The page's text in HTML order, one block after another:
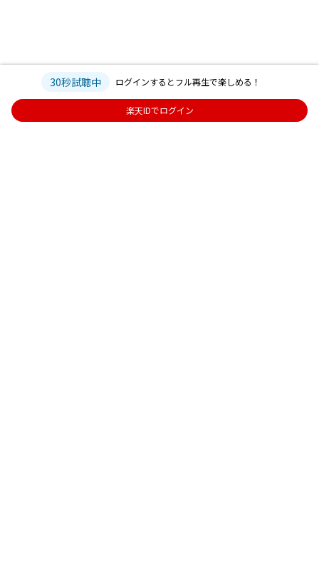
30秒試聴中 ログインするとフル再生で楽しめる！
楽天IDでログイン